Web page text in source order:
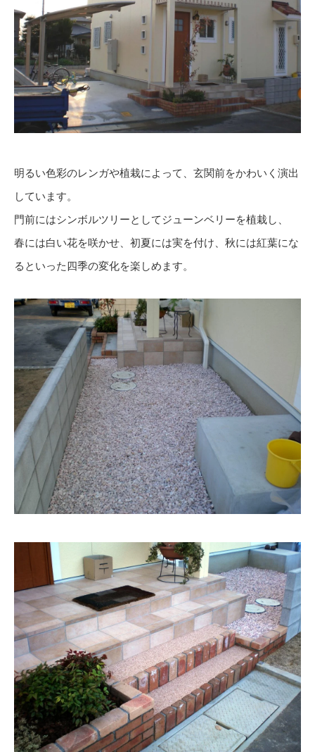
明るい色彩のレンガや植栽によって、玄関前をかわいく演出
しています。
門前にはシンボルツリーとしてジューンベリーを植栽し、
春には白い花を咲かせ、初夏には実を付け、秋には紅葉にな
るといった四季の変化を楽しめます。